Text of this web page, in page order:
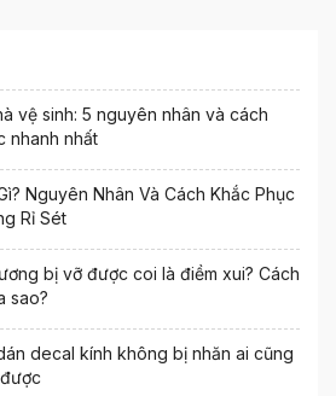
vệ sinh: 5 nguyên nhân và cách
nhanh nhất
Nguyên Nhân Và Cách Khắc Phục
Rỉ Sét
bị vỡ được coi là điềm xui? Cách
sao?
decal kính không bị nhăn ai cũng